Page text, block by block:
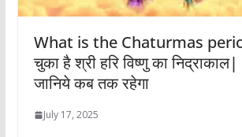
What is the Chaturmas
चुका है श्री हरि विष्णु का
जानिये कब तक रहेगा
July 17, 2025